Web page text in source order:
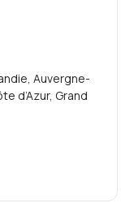
Auvergne-
d’Azur, Grand